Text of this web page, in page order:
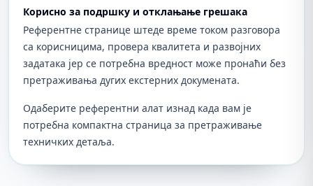
Корисно за подршку и отклањање грешака
Референтне странице штеде време током разговора
са корисницима, провера квалитета и развојних
задатака јер се потребна вредност може пронаћи без
претраживања дугих екстерних докумената.
Одаберите референтни алат изнад када вам је
потребна компактна страница за претраживање
техничких детаља.